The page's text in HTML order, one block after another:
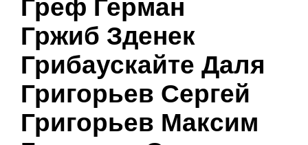
Греф Герман
Гржиб Зденек
Грибаускайте Даля
Григорьев Сергей
Григорьев Максим